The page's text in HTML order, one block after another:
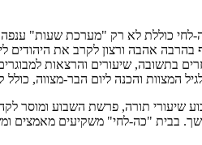
לחי כוללת לא רק "מערכת שעות" ענפה
אהבה ורצון לקרב את היהודים
בתשובה, שיעורים והרצאות
המצוות והכנה ליום הבר-מצווה,
שיעורי תורה, פרשת השבוע ומוסר
בבית "כה-לחי" משקיעים מאמצים